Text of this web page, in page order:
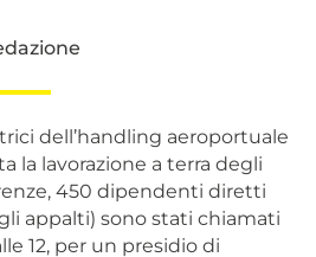
dell’handling aeroportuale
la lavorazione a terra degli
450 dipendenti diretti
appalti) sono stati chiamati
12, per un presidio di